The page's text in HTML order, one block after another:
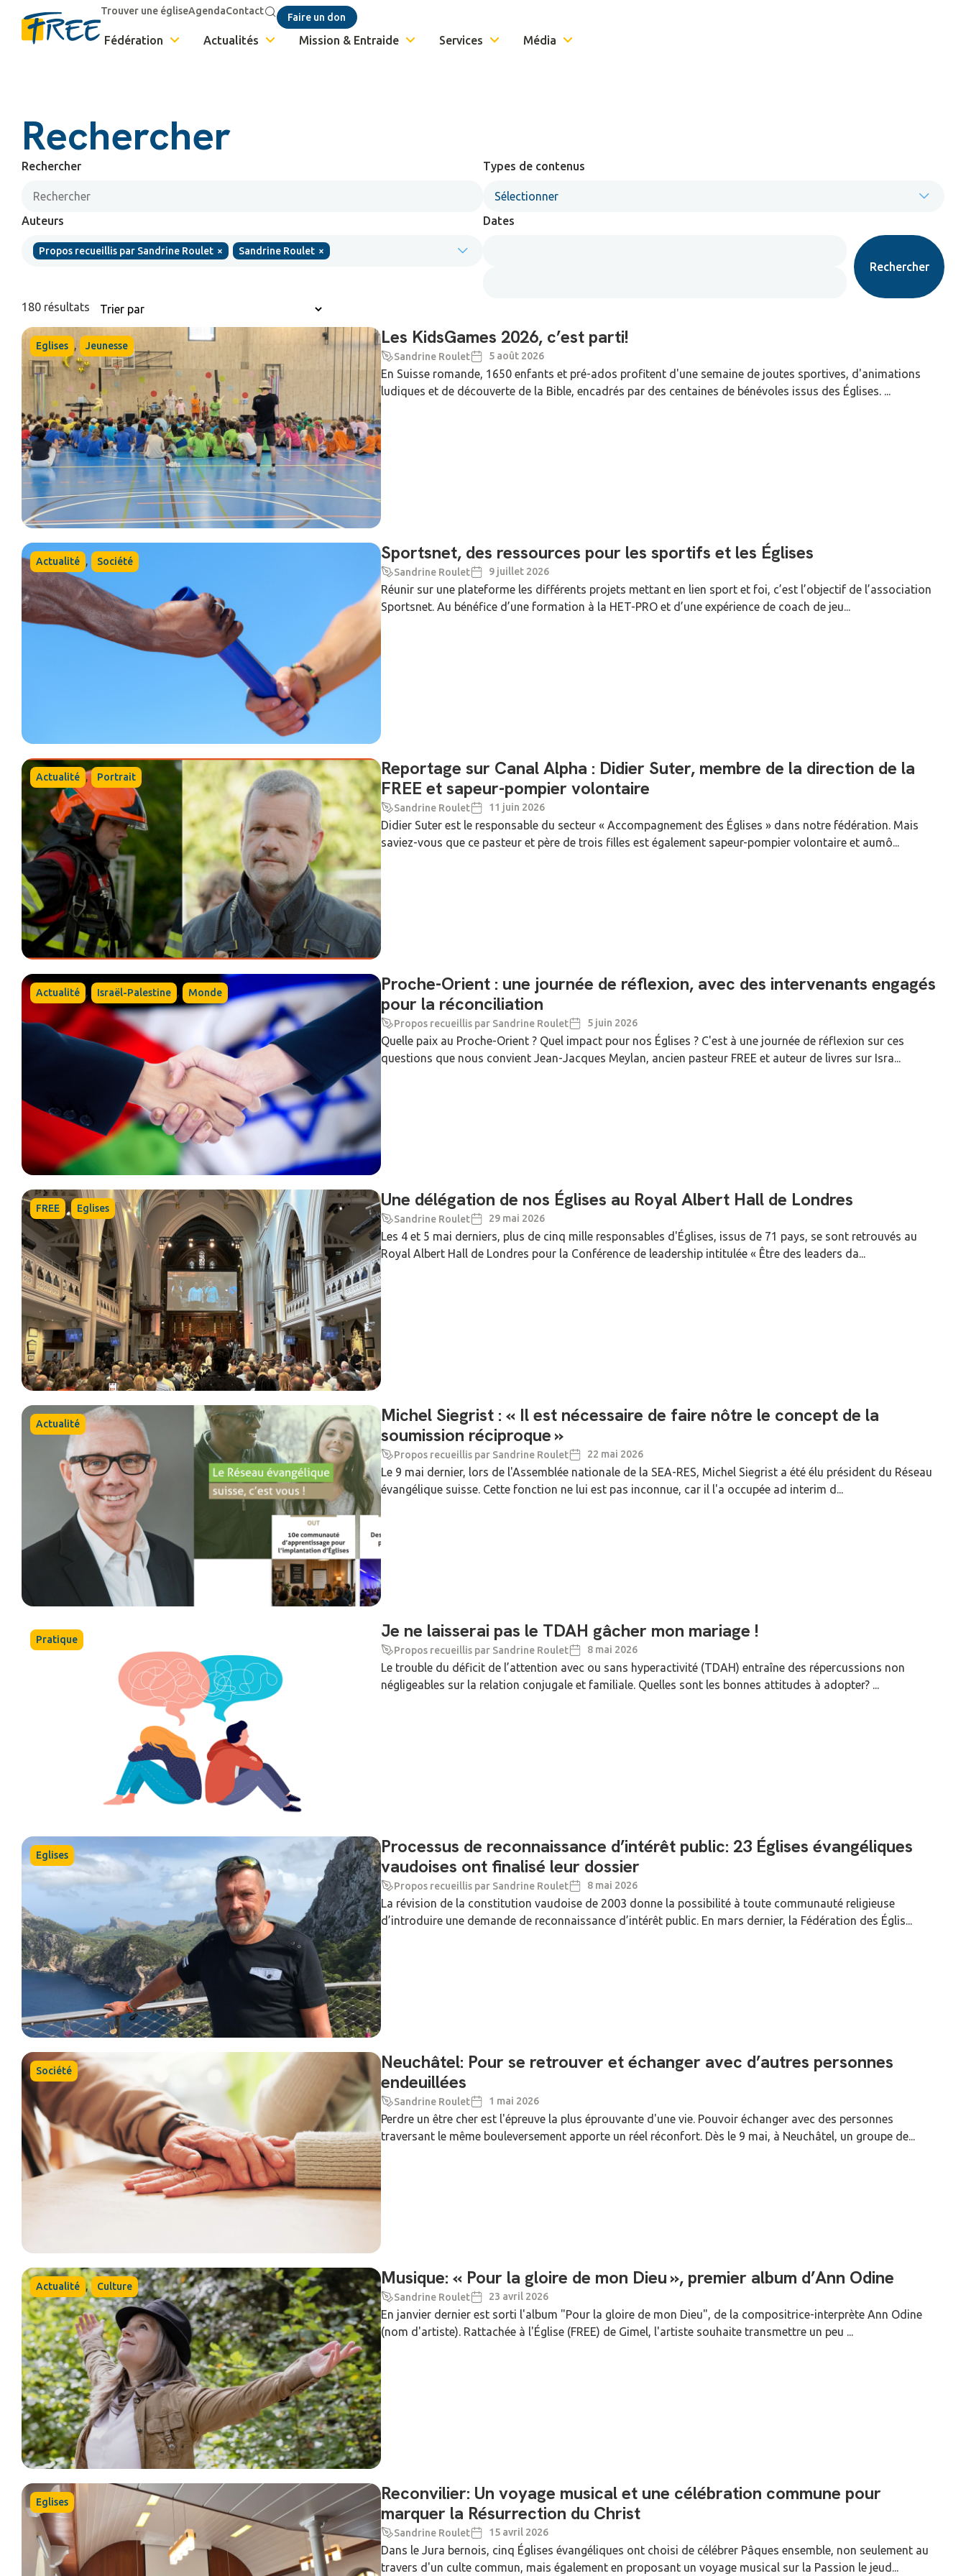
Trouver une égliseAgendaContact
Faire un don
Fédération Actualités Mission & Entraide Services Média
Rechercher
Rechercher Types de contenus
Sélectionner
Auteurs
Propos recueillis par Sandrine Roulet × Sandrine Roulet ×
Dates
Rechercher
180 résultats
Eglises , Jeunesse Les KidsGames 2026, c’est parti!
Sandrine Roulet 5 août 2026
En Suisse romande, 1650 enfants et pré-ados profitent d'une semaine de joutes sportives, d'animations
ludiques et de découverte de la Bible, encadrés par des centaines de bénévoles issus des Églises. ...
Actualité , Société Sportsnet, des ressources pour les sportifs et les Églises
Sandrine Roulet 9 juillet 2026
Réunir sur une plateforme les différents projets mettant en lien sport et foi, c’est l’objectif de l’association
Sportsnet. Au bénéfice d’une formation à la HET-PRO et d’une expérience de coach de jeu...
Actualité , Portrait
Reportage sur Canal Alpha : Didier Suter, membre de la direction de la
FREE et sapeur-pompier volontaire
Sandrine Roulet 11 juin 2026
Didier Suter est le responsable du secteur « Accompagnement des Églises » dans notre fédération. Mais
saviez-vous que ce pasteur et père de trois filles est également sapeur-pompier volontaire et aumô...
Actualité , Israël-Palestine , Monde
Proche-Orient : une journée de réflexion, avec des intervenants engagés
pour la réconciliation
Propos recueillis par Sandrine Roulet 5 juin 2026
Quelle paix au Proche-Orient ? Quel impact pour nos Églises ? C'est à une journée de réflexion sur ces
questions que nous convient Jean-Jacques Meylan, ancien pasteur FREE et auteur de livres sur Isra...
FREE , Eglises Une délégation de nos Églises au Royal Albert Hall de Londres
Sandrine Roulet 29 mai 2026
Les 4 et 5 mai derniers, plus de cinq mille responsables d'Églises, issus de 71 pays, se sont retrouvés au
Royal Albert Hall de Londres pour la Conférence de leadership intitulée « Être des leaders da...
Actualité
Michel Siegrist : « Il est nécessaire de faire nôtre le concept de la
soumission réciproque »
Propos recueillis par Sandrine Roulet 22 mai 2026
Le 9 mai dernier, lors de l'Assemblée nationale de la SEA-RES, Michel Siegrist a été élu président du Réseau
évangélique suisse. Cette fonction ne lui est pas inconnue, car il l'a occupée ad interim d...
Pratique Je ne laisserai pas le TDAH gâcher mon mariage !
Propos recueillis par Sandrine Roulet 8 mai 2026
Le trouble du déficit de l’attention avec ou sans hyperactivité (TDAH) entraîne des répercussions non
négligeables sur la relation conjugale et familiale. Quelles sont les bonnes attitudes à adopter? ...
Eglises
Processus de reconnaissance d’intérêt public: 23 Églises évangéliques
vaudoises ont finalisé leur dossier
Propos recueillis par Sandrine Roulet 8 mai 2026
La révision de la constitution vaudoise de 2003 donne la possibilité à toute communauté religieuse
d’introduire une demande de reconnaissance d’intérêt public. En mars dernier, la Fédération des Églis...
Société
Neuchâtel: Pour se retrouver et échanger avec d’autres personnes
endeuillées
Sandrine Roulet 1 mai 2026
Perdre un être cher est l'épreuve la plus éprouvante d'une vie. Pouvoir échanger avec des personnes
traversant le même bouleversement apporte un réel réconfort. Dès le 9 mai, à Neuchâtel, un groupe de...
Actualité , Culture Musique: « Pour la gloire de mon Dieu », premier album d’Ann Odine
Sandrine Roulet 23 avril 2026
En janvier dernier est sorti l'album "Pour la gloire de mon Dieu", de la compositrice-interprète Ann Odine
(nom d'artiste). Rattachée à l'Église (FREE) de Gimel, l'artiste souhaite transmettre un peu ...
Eglises
Reconvilier: Un voyage musical et une célébration commune pour
marquer la Résurrection du Christ
Sandrine Roulet 15 avril 2026
Dans le Jura bernois, cinq Églises évangéliques ont choisi de célébrer Pâques ensemble, non seulement au
travers d'un culte commun, mais également en proposant un voyage musical sur la Passion le jeud...